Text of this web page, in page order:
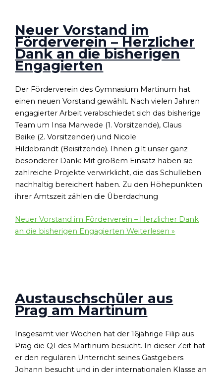
Neuer Vorstand im
Förderverein – Herzlicher
Dank an die bisherigen
Engagierten
Der Förderverein des Gymnasium Martinum hat
einen neuen Vorstand gewählt. Nach vielen Jahren
engagierter Arbeit verabschiedet sich das bisherige
Team um Insa Marwede (1. Vorsitzende), Claus
Beike (2. Vorsitzender) und Nicole
Hildebrandt (Beisitzende). Ihnen gilt unser ganz
besonderer Dank: Mit großem Einsatz haben sie
zahlreiche Projekte verwirklicht, die das Schulleben
nachhaltig bereichert haben. Zu den Höhepunkten
ihrer Amtszeit zählen die Überdachung
Neuer Vorstand im Förderverein – Herzlicher Dank
an die bisherigen Engagierten Weiterlesen »
Austauschschüler aus
Prag am Martinum
Insgesamt vier Wochen hat der 16jährige Filip aus
Prag die Q1 des Martinum besucht. In dieser Zeit hat
er den regulären Unterricht seines Gastgebers
Johann besucht und in der internationalen Klasse an